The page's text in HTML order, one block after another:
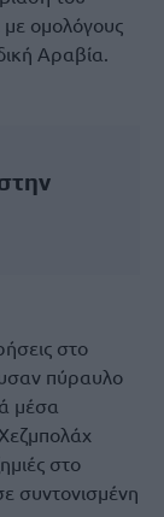
με ομολόγους
Αραβία.
στο
πύραυλο
μέσα
στο
συντονισμένη